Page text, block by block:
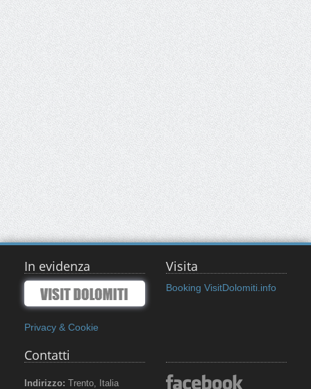
In evidenza
Privacy & Cookie
Visita
Booking VisitDolomiti.info
Contatti
Indirizzo: Trento, Italia